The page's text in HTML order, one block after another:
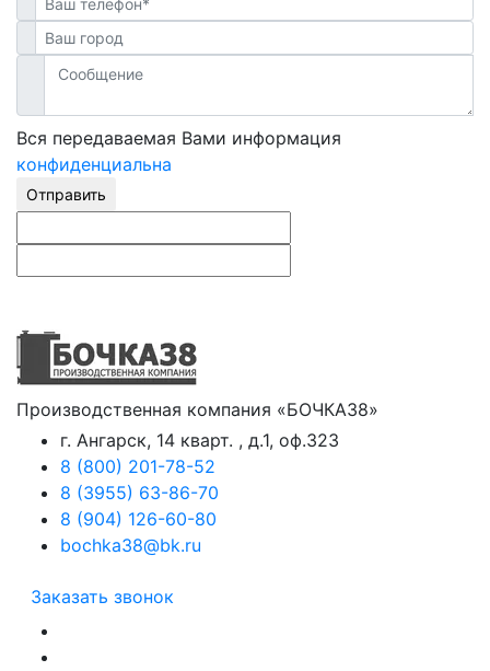
Вся передаваемая Вами информация
конфиденциальна
Отправить
Производственная компания «БОЧКА38»
г. Ангарск, 14 кварт. , д.1, оф.323
8 (800) 201-78-52
8 (3955) 63-86-70
8 (904) 126-60-80
bochka38@bk.ru
Заказать звонок